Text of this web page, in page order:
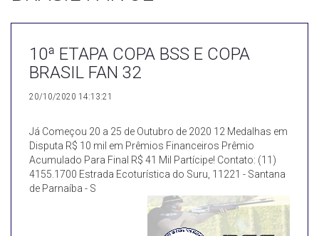
10ª ETAPA COPA BSS E COPA
BRASIL FAN 32
20/10/2020 14:13:21
Já Começou 20 a 25 de Outubro de 2020 12 Medalhas em
Disputa R$ 10 mil em Prêmios Financeiros Prêmio
Acumulado Para Final R$ 41 Mil Partícipe! Contato: (11)
4155.1700 Estrada Ecoturística do Suru, 11221 - Santana
de Parnaíba - S